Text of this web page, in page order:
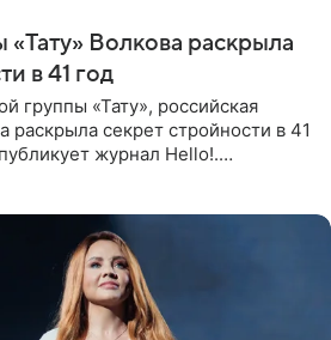
«Тату» Волкова раскрыла
в 41 год
группы «Тату», российская
секрет стройности в 41
журнал Hello!.